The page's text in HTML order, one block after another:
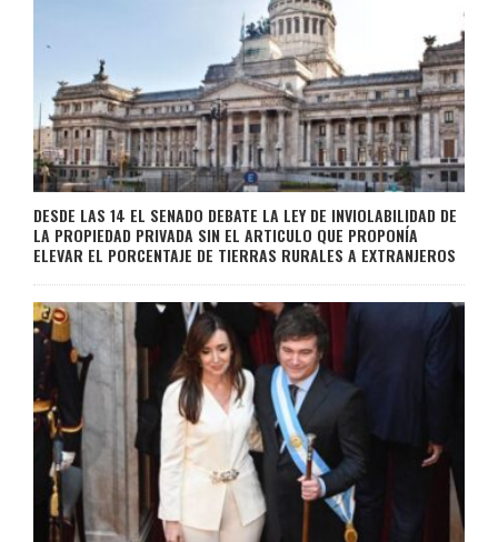
DESDE LAS 14 EL SENADO DEBATE LA LEY DE INVIOLABILIDAD DE
LA PROPIEDAD PRIVADA SIN EL ARTICULO QUE PROPONÍA
ELEVAR EL PORCENTAJE DE TIERRAS RURALES A EXTRANJEROS